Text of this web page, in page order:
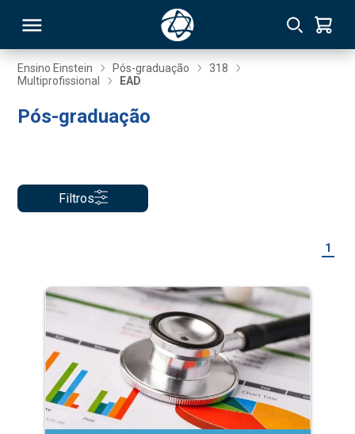
Ensino Einstein Pós-graduação
318
Multiprofissional
EAD
Pós-graduação
Filtros
1